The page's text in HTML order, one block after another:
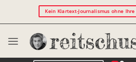
Kein Klartext-Journalismus ohne